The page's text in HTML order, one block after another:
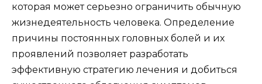
которая может серьезно ограничить обычную
жизнедеятельность человека. Определение
причины постоянных головных болей и их
проявлений позволяет разработать
эффективную стратегию лечения и добиться